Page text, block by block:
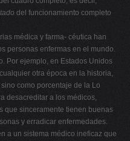
del funcionamiento completo
médica y farma- céutica han
personas enfermas en el mundo.
Por ejemplo, en Estados Unidos
otra época en la historia,
como porcentaje de la Lo
desacreditar a los médicos,
que sinceramente tienen buenas
y erradicar enfermedades.
a un sistema médico ineficaz que